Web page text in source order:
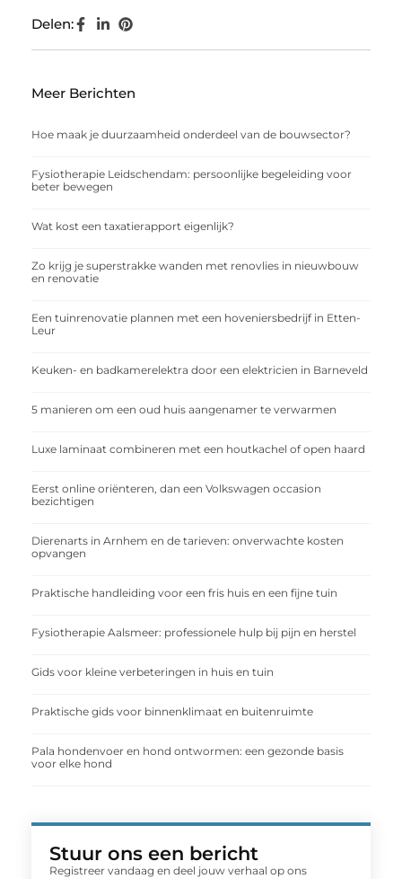
Delen:
Meer Berichten
Hoe maak je duurzaamheid onderdeel van de bouwsector?
Fysiotherapie Leidschendam: persoonlijke begeleiding voor
beter bewegen
Wat kost een taxatierapport eigenlijk?
Zo krijg je superstrakke wanden met renovlies in nieuwbouw
en renovatie
Een tuinrenovatie plannen met een hoveniersbedrijf in Etten-
Leur
Keuken- en badkamerelektra door een elektricien in Barneveld
5 manieren om een oud huis aangenamer te verwarmen
Luxe laminaat combineren met een houtkachel of open haard
Eerst online oriënteren, dan een Volkswagen occasion
bezichtigen
Dierenarts in Arnhem en de tarieven: onverwachte kosten
opvangen
Praktische handleiding voor een fris huis en een fijne tuin
Fysiotherapie Aalsmeer: professionele hulp bij pijn en herstel
Gids voor kleine verbeteringen in huis en tuin
Praktische gids voor binnenklimaat en buitenruimte
Pala hondenvoer en hond ontwormen: een gezonde basis
voor elke hond
Stuur ons een bericht
Registreer vandaag en deel jouw verhaal op ons